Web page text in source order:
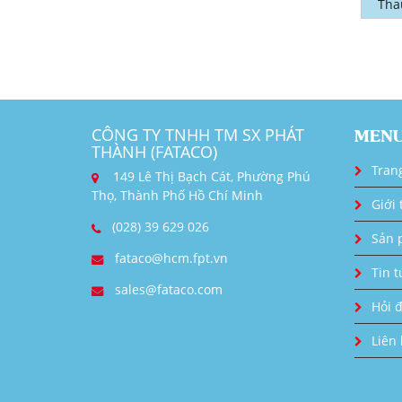
CÔNG TY TNHH TM SX PHÁT
THÀNH (FATACO)
149 Lê Thị Bạch Cát, Phường Phú
Thọ, Thành Phố Hồ Chí Minh
(028) 39 629 026
fataco@hcm.fpt.vn
sales@fataco.com
Giới
Sản
Tin
Hỏi
Liên